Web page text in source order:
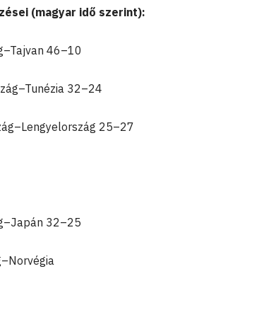
(magyar idő szerint):
46–10
32–24
25–27
32–25